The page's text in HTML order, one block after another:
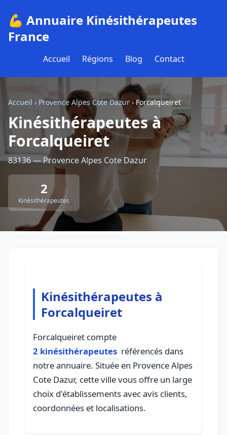
💪 Annuaire Kinésithérapeutes
France
Accueil Régions Blog Contact
Accueil › Provence Alpes Cote Dazur ›Forcalqueiret
Kinésithérapeutes à
Forcalqueiret
83136 — Provence Alpes Cote Dazur
2
Kinésithérapeutes
Kinésithérapeutes à
Forcalqueiret
Forcalqueiret compte
2 kinésithérapeutes référencés dans
notre annuaire. Située en Provence Alpes
Cote Dazur, cette ville vous offre un large
choix d'établissements avec avis clients,
coordonnées et localisations.